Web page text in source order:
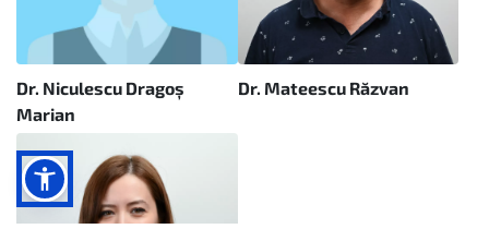
Dr. Niculescu Dragoș
Marian
Dr. Mateescu Răzvan